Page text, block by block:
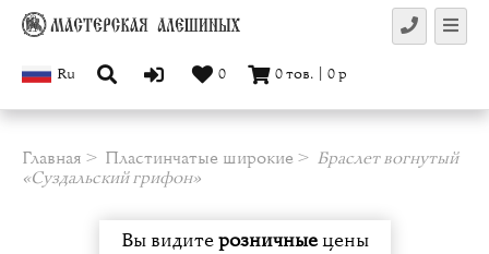
Ru 0 0тов. 0р
Главная Пластинчатые широкие
Браслет вогнутый
«Суздальский грифон»
Вы видитерозничныецены